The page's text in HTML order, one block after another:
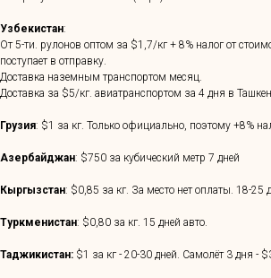
Узбекистан:
От 5-ти. рулонов оптом за $1,7/кг + 8% налог от
поступает в отправку.
Доставка наземным транспортом месяц.
Доставка за $5/кг. авиатранспортом за 4 дня в
Грузия: $1 за кг. Только официально, поэтому +8%
Азербайджан: $750 за кубический метр 7 дней
Кыргызстан: $0,85 за кг. За место нет оплаты. 18-25
Туркменистан: $0,80 за кг. 15 дней авто.
Таджикистан: $1 за кг - 20-30 дней. Самолёт 3 дня -